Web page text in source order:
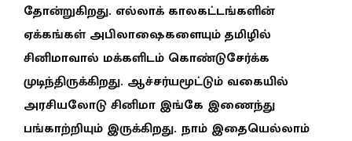
தோன்றுகிறது. எல்லாக் காலகட்டங்களின்
ஏக்கங்கள் அபிலாஷைகளையும் தமிழில்
சினிமாவால் மக்களிடம் கொண்டுசேர்க்க
முடிந்திருக்கிறது. ஆச்சர்யமூட்டும் வகையில்
அரசியலோடு சினிமா இங்கே இணைந்து
பங்காற்றியும் இருக்கிறது. நாம் இதையெல்லாம்